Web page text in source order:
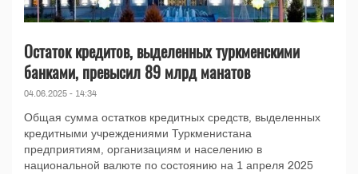
Остаток кредитов, выделенных туркменскими
банками, превысил 89 млрд манатов
04.06.2025 - 14:34
Общая сумма остатков кредитных средств, выделенных
кредитными учреждениями Туркменистана
предприятиям, организациям и населению в
национальной валюте по состоянию на 1 апреля 2025